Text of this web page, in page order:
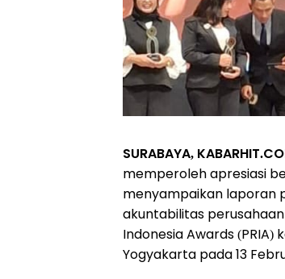
SURABAYA,
memperoleh apresiasi
menyampaikan laporan
akuntabilitas
Indonesia Awards
Yogyakarta pada 13